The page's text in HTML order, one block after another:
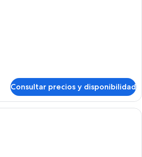
Consultar precios y disponibilidad